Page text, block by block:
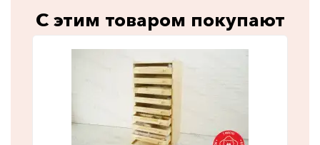
С этим товаром покупают